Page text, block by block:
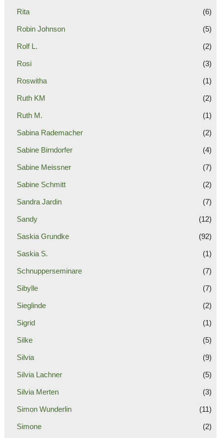
Rita (6)
Robin Johnson (5)
Rolf L. (2)
Rosi (3)
Roswitha (1)
Ruth KM (2)
Ruth M. (1)
Sabina Rademacher (2)
Sabine Birndorfer (4)
Sabine Meissner (7)
Sabine Schmitt (2)
Sandra Jardin (7)
Sandy (12)
Saskia Grundke (92)
Saskia S. (1)
Schnupperseminare (7)
Sibylle (7)
Sieglinde (2)
Sigrid (1)
Silke (5)
Silvia (9)
Silvia Lachner (5)
Silvia Merten (3)
Simon Wunderlin (11)
Simone (2)